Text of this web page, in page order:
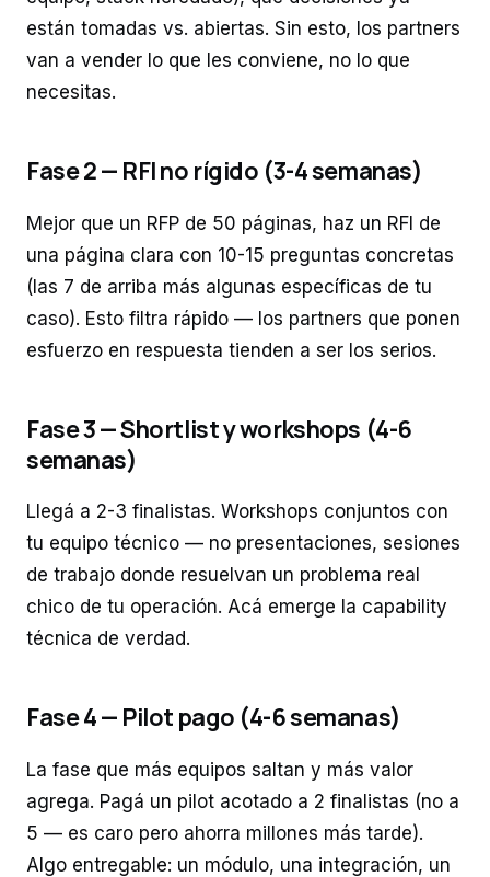
están tomadas vs. abiertas. Sin esto, los partners
van a vender lo que les conviene, no lo que
necesitas.
Fase 2 — RFI no rígido (3-4 semanas)
Mejor que un RFP de 50 páginas, haz un RFI de
una página clara con 10-15 preguntas concretas
(las 7 de arriba más algunas específicas de tu
caso). Esto filtra rápido — los partners que ponen
esfuerzo en respuesta tienden a ser los serios.
Fase 3 — Shortlist y workshops (4-6
semanas)
Llegá a 2-3 finalistas. Workshops conjuntos con
tu equipo técnico — no presentaciones, sesiones
de trabajo donde resuelvan un problema real
chico de tu operación. Acá emerge la capability
técnica de verdad.
Fase 4 — Pilot pago (4-6 semanas)
La fase que más equipos saltan y más valor
agrega. Pagá un pilot acotado a 2 finalistas (no a
5 — es caro pero ahorra millones más tarde).
Algo entregable: un módulo, una integración, un